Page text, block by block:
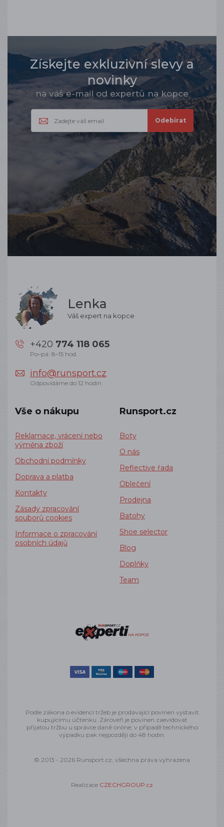
Získejte exkluzivní slevy a
novinky
na váš e-mail od expertů na kopce
Lenka
Váš expert na kopce
+420 774 118 065
Po–pá: 8–15 hod.
info@runsport.cz
Odpovídáme do 12 hodin
Vše o nákupu
Reklamace, vrácení nebo
výměna zboží
Obchodní podmínky
Doprava a platba
Kontakty
Zásady zpracování
souborů cookies
Informace o zpracování
osobních údajů
Runsport.cz
Boty
O nás
Reflective řada
Oblečení
Prodejna
Batohy
Shoe selector
Blog
Doplňky
Team
Podle zákona o evidenci tržeb je prodávající povinen vystavit
kupujícímu účtenku. Zároveň je povinen zaevidovat
přijatou tržbu u správce daně online; v případě technického
výpadku pak nejpozději do 48 hodin.
© 2013 - 2026 Runsport.cz, všechna práva vyhrazena
Realizace CZECHGROUP.cz